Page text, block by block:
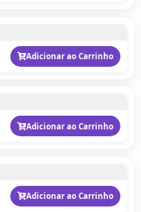
Adicionar ao Carrinho
Adicionar ao Carrinho
Adicionar ao Carrinho